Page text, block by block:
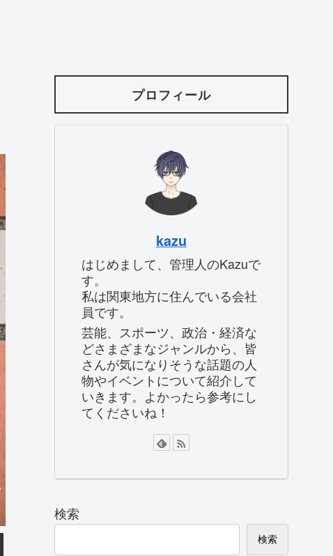
プロフィール
kazu
はじめまして、管理人のKazuで
す。
私は関東地方に住んでいる会社
員です。
芸能、スポーツ、政治・経済な
どさまざまなジャンルから、皆
さんが気になりそうな話題の人
物やイベントについて紹介して
いきます。よかったら参考にし
てくださいね！
検索
検索